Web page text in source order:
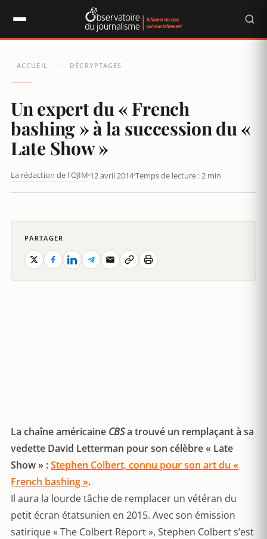
ACCUEIL / DÉCRYPTAGES
Un expert du « French
bashing » à la succession du «
Late Show »
La rédaction de l'OJIM 12 avril 2014Temps de lecture : 2 min
La chaîne américaine CBSa trouvé un remplaçant à sa
vedette David Letterman pour son célèbre « Late
Show » :Stephen Colbert, connu pour son art du «
French bashing ».
Il aura la lourde tâche de remplacer un vétéran du
petit écran étatsunien en 2015. Avec son émission
satirique « The Colbert Report », Stephen Colbert s’est
PARTAGER
Panneau de gestion des cookies